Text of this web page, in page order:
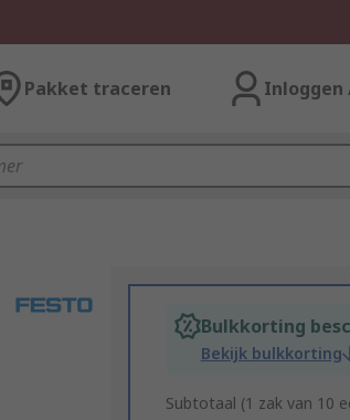
Pakket traceren Inloggen
Bulkkorting
Bekijk bulkkorting
Subtotaal (1 zak van 10